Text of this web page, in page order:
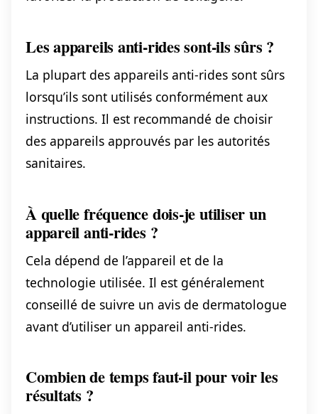
Les appareils anti-rides sont-ils sûrs ?
La plupart des appareils anti-rides sont sûrs
lorsqu’ils sont utilisés conformément aux
instructions. Il est recommandé de choisir
des appareils approuvés par les autorités
sanitaires.
À quelle fréquence dois-je utiliser un
appareil anti-rides ?
Cela dépend de l’appareil et de la
technologie utilisée. Il est généralement
conseillé de suivre un avis de dermatologue
avant d’utiliser un appareil anti-rides.
Combien de temps faut-il pour voir les
résultats ?